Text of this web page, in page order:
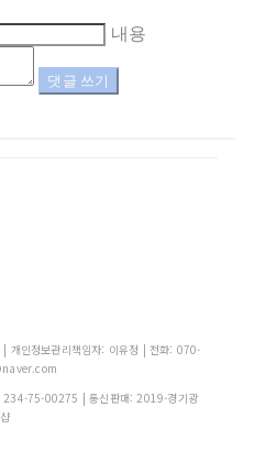
내용
댓글 쓰기
개인정보관리책임자: 이유정 | 전화: 070-
234-75-00275 | 통신판매: 2019-경기광